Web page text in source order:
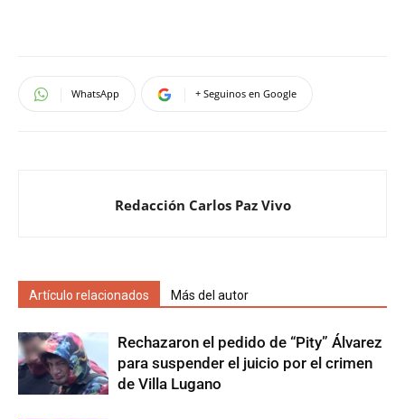
WhatsApp + Seguinos en Google
Redacción Carlos Paz Vivo
Artículo relacionados Más del autor
Rechazaron el pedido de “Pity” Álvarez
para suspender el juicio por el crimen
de Villa Lugano